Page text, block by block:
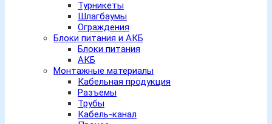
Турникеты
Шлагбаумы
Ограждения
Блоки питания и АКБ
Блоки питания
АКБ
Монтажные материалы
Кабельная продукция
Разъемы
Трубы
Кабель-канал